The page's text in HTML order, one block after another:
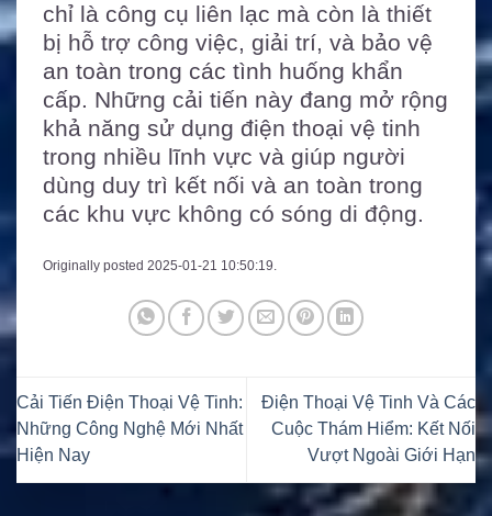
chỉ là công cụ liên lạc mà còn là thiết
bị hỗ trợ công việc, giải trí, và bảo vệ
an toàn trong các tình huống khẩn
cấp. Những cải tiến này đang mở rộng
khả năng sử dụng điện thoại vệ tinh
trong nhiều lĩnh vực và giúp người
dùng duy trì kết nối và an toàn trong
các khu vực không có sóng di động.
Originally posted 2025-01-21 10:50:19.
Cải Tiến Điện Thoại Vệ Tinh:
Những Công Nghệ Mới Nhất
Hiện Nay
Điện Thoại Vệ Tinh Và Các
Cuộc Thám Hiểm: Kết Nối
Vượt Ngoài Giới Hạn